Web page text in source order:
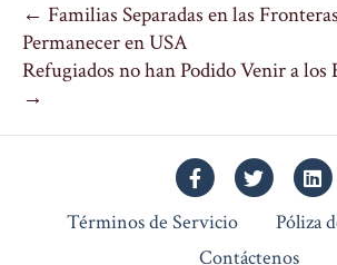
← Familias Separadas en las
Permanecer en USA
Refugiados no han Podido Venir a los
→
FacebookTwitter
Términos de Servicio
Póliza
Contáctenos